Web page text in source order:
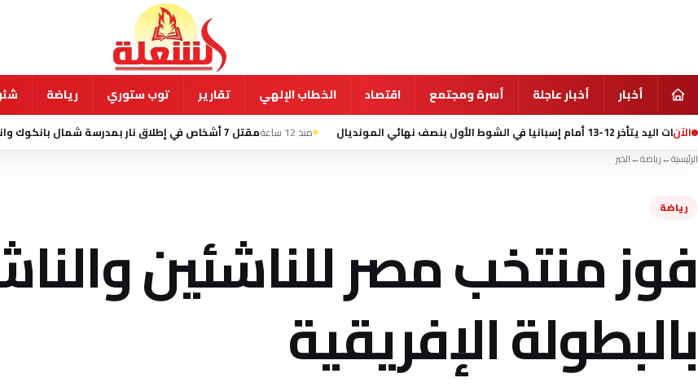
أخبار أخبار عاجلة أسرة ومجتمع اقتصاد الخطاب الإلهي تقارير توب ستوري رياضة
الآن منذ 12 ساعة مقتل 7 أشخاص في إطلاق نار بمدرسة شمال بانكوك وانتحار الطالب المشتبه به
الرئيسية←رياضة←الخبر
رياضة
فوز منتخب مصر للناشئين
بالبطولة الإفريقية